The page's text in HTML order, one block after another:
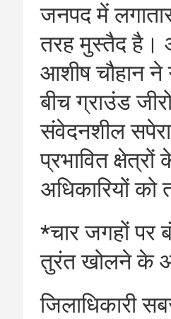
जनपद में
तरह मुस्तैद है।
आशीष चौहान ने
बीच ग्राउंड
संवेदनशील सपेरा
प्रभावित
अधिकारियों
*चार जगहों पर
तुरंत खोलने के
जिलाधिकारी